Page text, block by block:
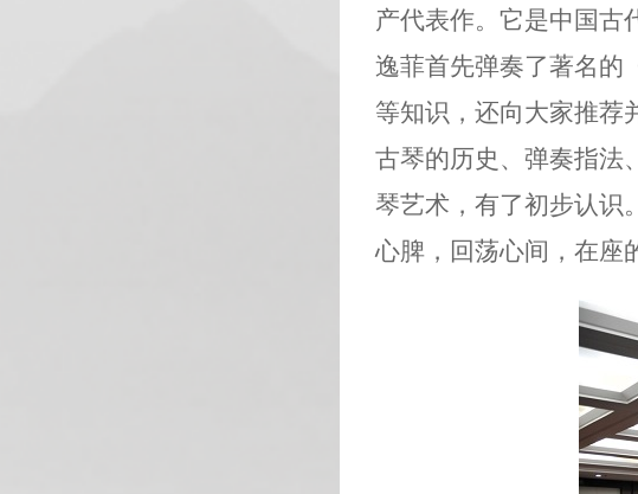
产代表作。它是中国古
逸菲首先弹奏了著名的
等知识，还向大家推荐
古琴的历史、弹奏指
琴艺术，有了初步认识
心脾，回荡心间，在座